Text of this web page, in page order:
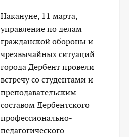
Накануне, 11 марта,
управление по делам
гражданской обороны и
чрезвычайных ситуаций
города Дербент провели
встречу со студентами и
преподавательским
составом Дербентского
профессионально-
педагогического